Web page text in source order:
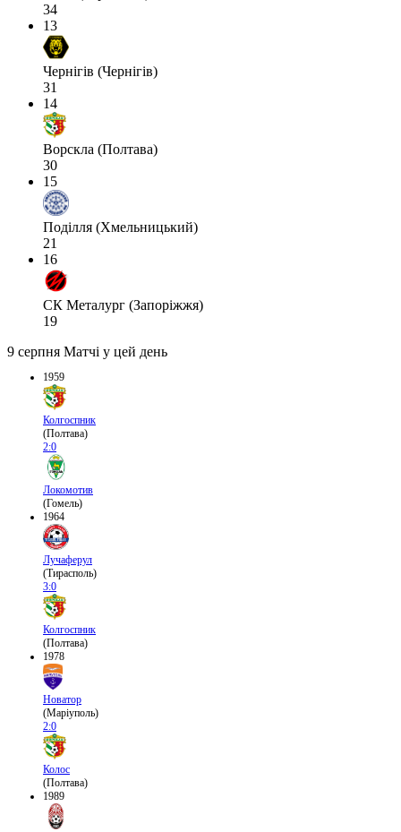
34
13
Чернігів (Чернігів)
31
14
Ворскла (Полтава)
30
15
Поділля (Хмельницький)
21
16
СК Металург (Запоріжжя)
19
9 серпня Матчі у цей день
1959
Колгоспник
(Полтава)
2:0
Локомотив
(Гомель)
1964
Лучаферул
(Тирасполь)
3:0
Колгоспник
(Полтава)
1978
Новатор
(Маріуполь)
2:0
Колос
(Полтава)
1989